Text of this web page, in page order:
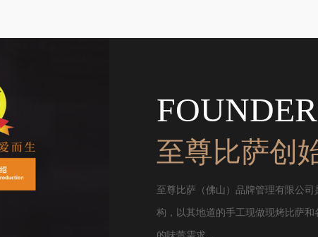
至尊比萨创
至尊比萨（佛山）品牌管理有限公
构，以其地道的手工现做现烤比萨
的味蕾需求...